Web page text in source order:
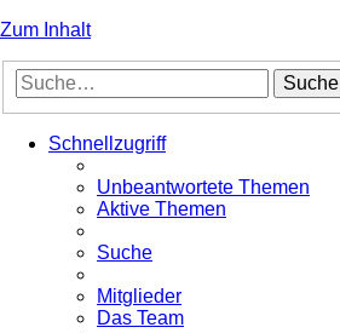
Zum Inhalt
Suche
Schnellzugriff
Unbeantwortete Themen
Aktive Themen
Suche
Mitglieder
Das Team